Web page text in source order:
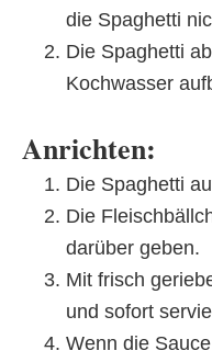
die Spaghetti
Die Spaghetti
Kochwasser
Anrichten:
Die Spaghetti
Die
darüber geben.
Mit frisch
und sofort
Wenn die